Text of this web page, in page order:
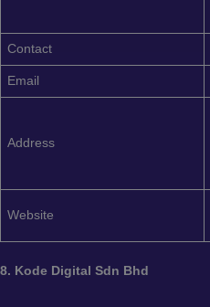
Contact
Email
Address
Website
8. Kode Digital Sdn Bhd